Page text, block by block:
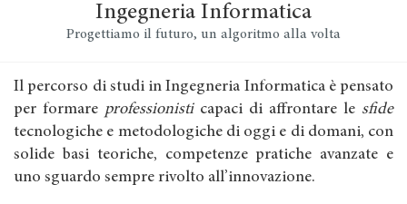
Ingegneria Informatica
Progettiamo il futuro, un algoritmo alla volta
Il percorso di studi in Ingegneria Informatica è pensato
per formare professionisticapaci di affrontare le sfide
tecnologiche e metodologiche di oggi e di domani, con
solide basi teoriche, competenze pratiche avanzate e
uno sguardo sempre rivolto all’innovazione.